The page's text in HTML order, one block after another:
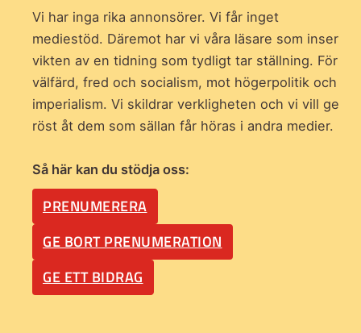
Vi har inga rika annonsörer. Vi får inget
mediestöd. Däremot har vi våra läsare som inser
vikten av en tidning som tydligt tar ställning. För
välfärd, fred och socialism, mot högerpolitik och
imperialism. Vi skildrar verkligheten och vi vill ge
röst åt dem som sällan får höras i andra medier.
Så här kan du stödja oss:
PRENUMERERA
GE BORT PRENUMERATION
GE ETT BIDRAG